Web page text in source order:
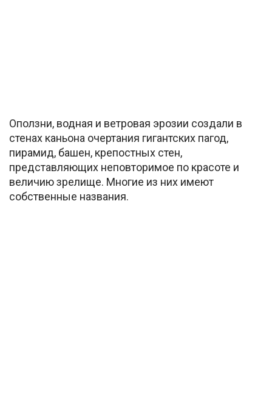
Оползни, водная и ветровая эрозии создали в
стенах каньона очертания гигантских пагод,
пирамид, башен, крепостных стен,
представляющих неповторимое по красоте и
величию зрелище. Многие из них имеют
собственные названия.